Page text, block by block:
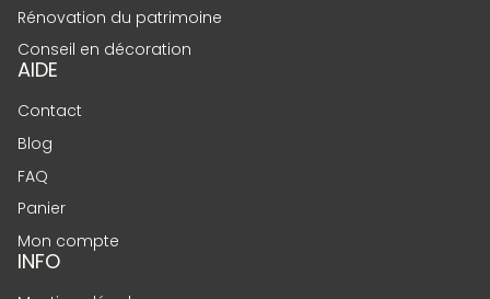
Rénovation du patrimoine
Conseil en décoration
AIDE
Contact
Blog
FAQ
Panier
Mon compte
INFO